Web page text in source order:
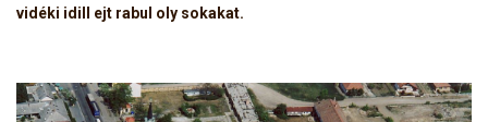
vidéki idill ejt rabul oly sokakat.